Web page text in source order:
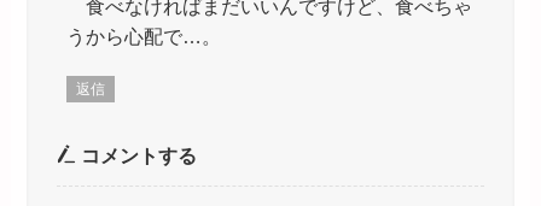
食べなければまだいいんですけど、食べちゃ
うから心配で…。
返信
コメントする